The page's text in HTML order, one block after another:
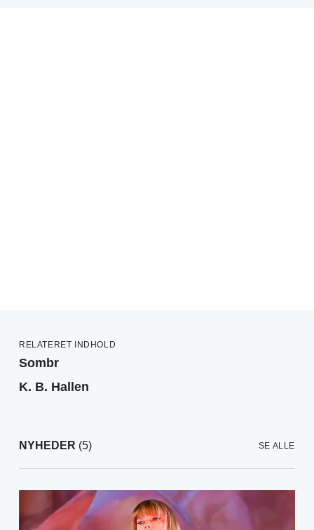
RELATERET INDHOLD
Sombr
K. B. Hallen
NYHEDER (5) SE ALLE